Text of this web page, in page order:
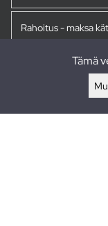
Rahoitus - maksa
Tämä